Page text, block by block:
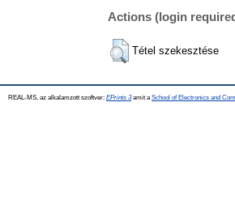
Actions (login
Tétel szekesztése
REAL-MS, az alkalamzott szoftver: EPrints 3amit a School of Electronics and